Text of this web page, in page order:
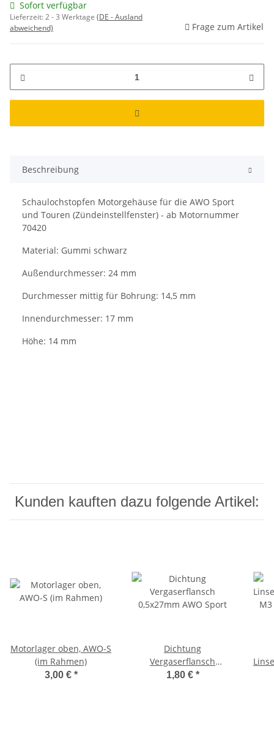
Sofort verfügbar
Lieferzeit:2 - 3 Werktage (DE - Ausland
abweichend)
Frage zum Artikel
Beschreibung
Schaulochstopfen Motorgehäuse für die AWO Sport
und Touren (Zündeinstellfenster) - ab Motornummer
70420
Material: Gummi schwarz
Außendurchmesser: 24 mm
Durchmesser mittig für Bohrung: 14,5 mm
Innendurchmesser: 17 mm
Höhe: 14 mm
Kunden kauften dazu folgende Artikel:
Motorlager oben, AWO-S
(im Rahmen)
3,00 € *
Dichtung
Vergaserflansch
0,5x27mm AWO Sport
1,80 € *